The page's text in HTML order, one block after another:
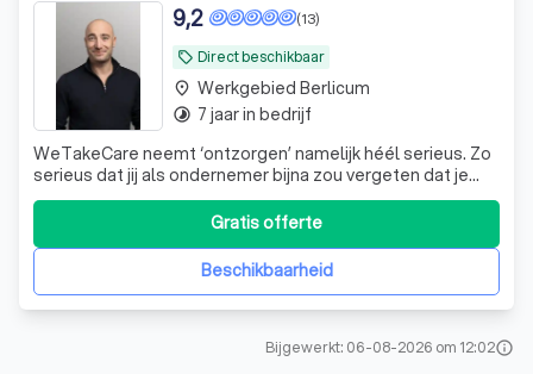
local_offer Direct beschikbaar
(13)
9,2
WeTakeCare neemt ‘ontzorgen’ namelijk héél serieus. Zo
serieus dat jij als ondernemer bijna zou vergeten dat je
überhaupt over een administratie beschikt.
Beschikbaarheid
Gratis offerte
place Werkgebied Berlicum
timelapse 7 jaar in bedrijf
Bijgewerkt: 06-08-2026 om 12:02info